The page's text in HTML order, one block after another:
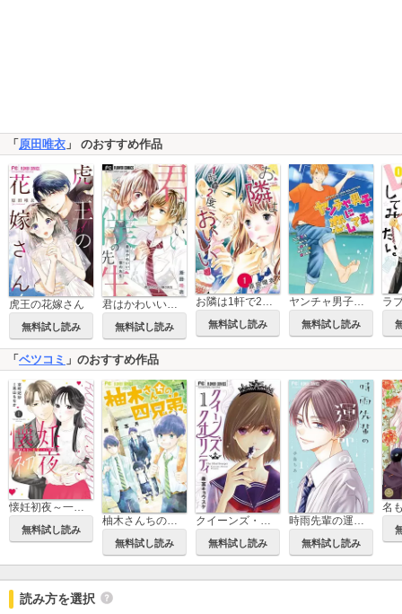
「原田唯衣 」 のおすすめ作品
虎王の花嫁さん
無料試し読み
君はかわいい僕の先生【マイクロ】
無料試し読み
お隣は1軒で2度おいしい 分冊版
無料試し読み
ヤンチャ男子に恋してる。
無料試し読み
「 ベツコミ 」のおすすめ作品
懐妊初夜～一途な社長は求愛の手を緩めない～
無料試し読み
柚木さんちの四兄弟。
無料試し読み
クイーンズ・クオリティ
無料試し読み
時雨先輩の運命の人
無料試し読み
読み方を選択